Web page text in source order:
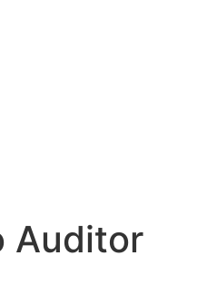
Auditor